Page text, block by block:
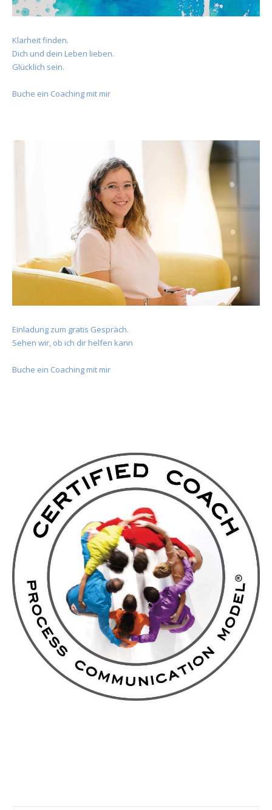
Klarheit finden.
Dich und dein Leben lieben.
Glücklich sein.
Buche ein Coaching mit mir
Einladung zum gratis Gespräch.
Sehen wir, ob ich dir helfen kann
Buche ein Coaching mit mir